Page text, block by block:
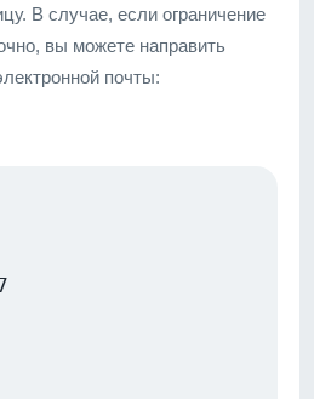
В случае, если ограничение
вы можете направить
почты: